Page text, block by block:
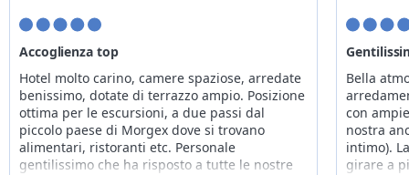
Accoglienza top
Hotel molto carino, camere spaziose, arredate
benissimo, dotate di terrazzo ampio. Posizione
ottima per le escursioni, a due passi dal
piccolo paese di Morgex dove si trovano
alimentari, ristoranti etc. Personale
gentilissimo che ha risposto a tutte le nostre
Bella
con
nostra
intimo).
girare a